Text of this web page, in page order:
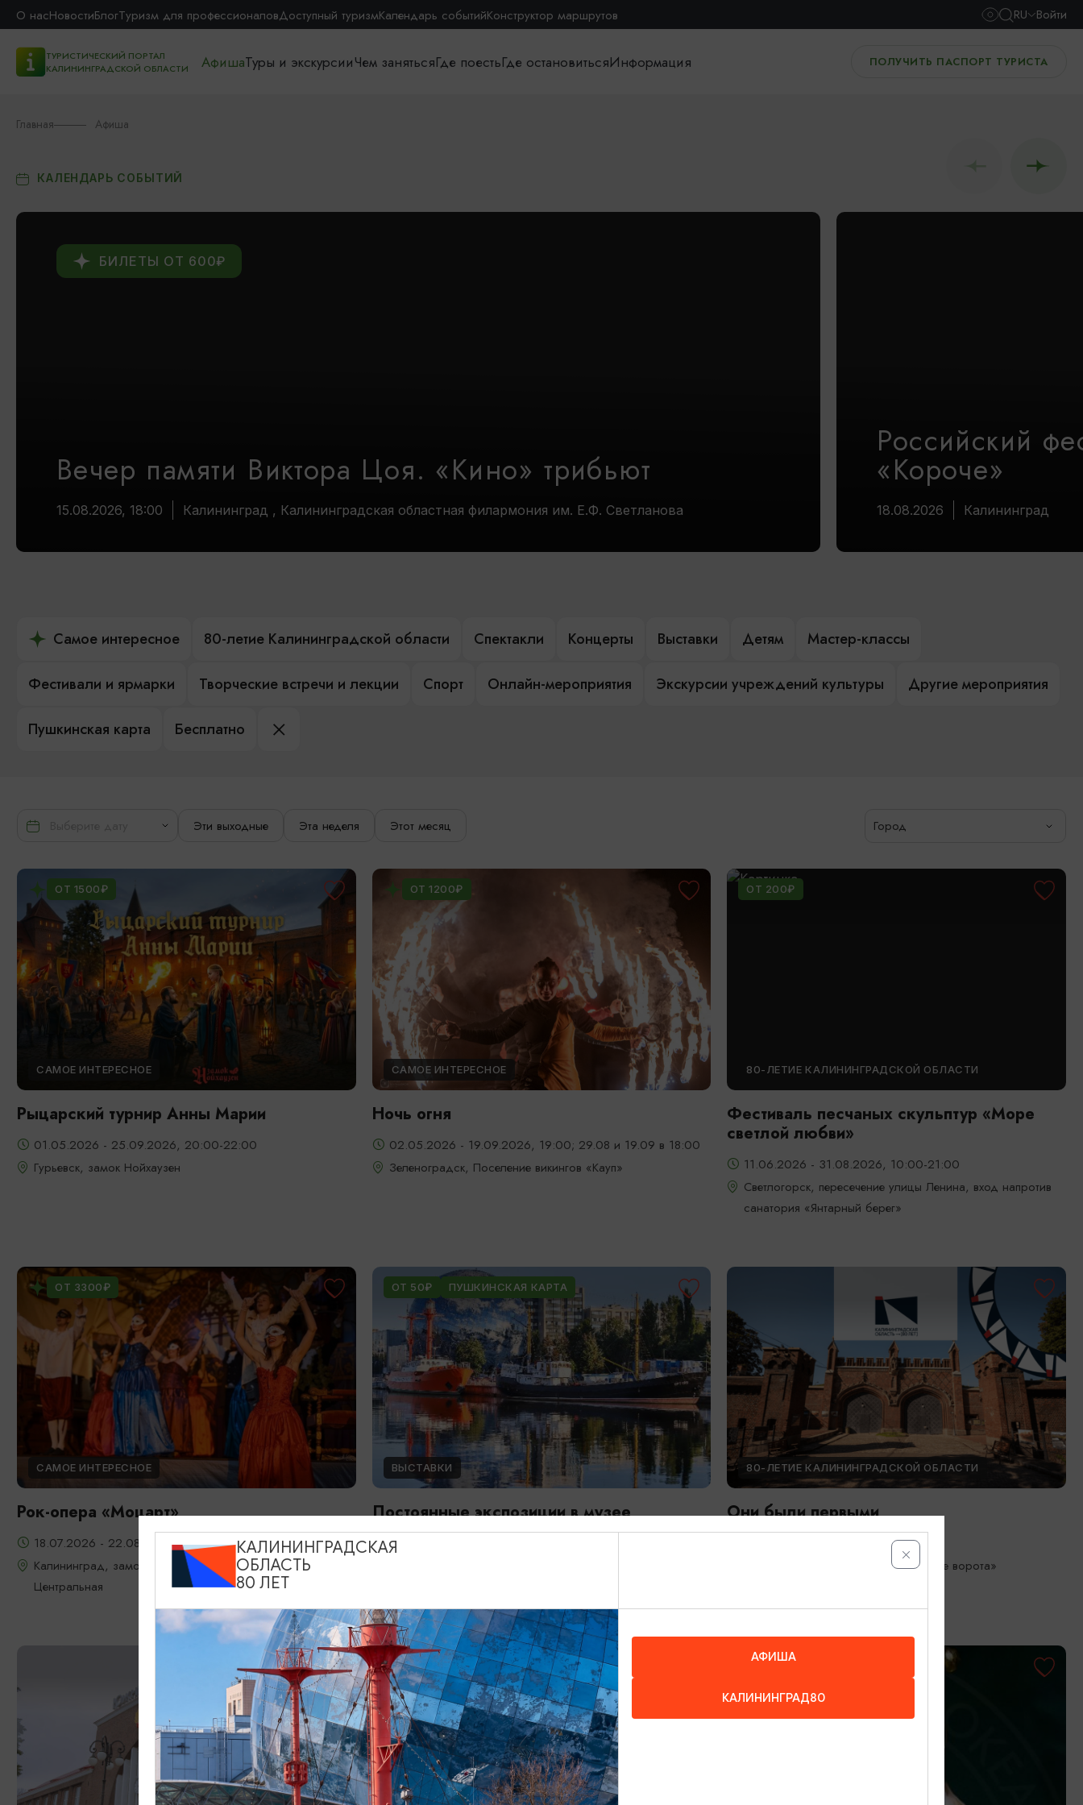
О насНовостиБлогТуризм для профессионаловДоступный туризмКалендарь событийКонструктор маршрутов RU Войти
ТУРИСТИЧЕСКИЙ ПОРТАЛ
КАЛИНИНГРАДСКОЙ ОБЛАСТИ
АфишаТуры и экскурсииЧем занятьсяГде поестьГде остановитьсяИнформация ПОЛУЧИТЬ ПАСПОРТ ТУРИСТА
Главная Афиша
КАЛЕНДАРЬ СОБЫТИЙ
Вечер памяти Виктора Цоя. «Кино» трибьют
15.08.2026, 18:00 Калининград , Калининградская областная филармония им. Е.Ф. Светланова
БИЛЕТЫ ОТ 600₽
Российский
«Короче»
18.08.2026 Калининград
Самое интересное 80-летие Калининградской области Спектакли Концерты Выставки Детям Мастер-классы
Фестивали и ярмарки Творческие встречи и лекции Спорт Онлайн-мероприятия Экскурсии учреждений культуры Другие мероприятия
Пушкинская карта Бесплатно
Эти выходные Эта неделя Этот месяц Город
ОТ 1500₽
САМОЕ ИНТЕРЕСНОЕ
Рыцарский турнир Анны Марии
01.05.2026 - 25.09.2026, 20:00-22:00
Гурьевск, замок Нойхаузен
ОТ 1200₽
САМОЕ ИНТЕРЕСНОЕ
Ночь огня
02.05.2026 - 19.09.2026, 19:00; 29.08 и 19.09 в 18:00
Зеленоградск, Поселение викингов «Кауп»
ОТ 200₽
80-ЛЕТИЕ КАЛИНИНГРАДСКОЙ ОБЛАСТИ
Фестиваль песчаных скульптур «Море
светлой любви»
11.06.2026 - 31.08.2026, 10:00-21:00
Светлогорск, пересечение улицы Ленина, вход напротив
санатория «Янтарный берег»
ОТ 3300₽
САМОЕ ИНТЕРЕСНОЕ
Рок-опера «Моцарт»
18.07.2026 - 22.08.2026, 18:00, 7.08 и 22.08 в 17:00
Калининград, замок Шаакен, пос. Некрасово, ул.
Центральная
ОТ 50₽ ПУШКИНСКАЯ КАРТА
ВЫСТАВКИ
Постоянные экспозиции в музее
Мирового океана
80-ЛЕТИЕ КАЛИНИНГРАДСКОЙ ОБЛАСТИ
Они были первыми
Калининград, Музей «Фридландские ворота»
КАЛИНИНГРАДСКАЯ
ОБЛАСТЬ
80 ЛЕТ
АФИША
КАЛИНИНГРАД80